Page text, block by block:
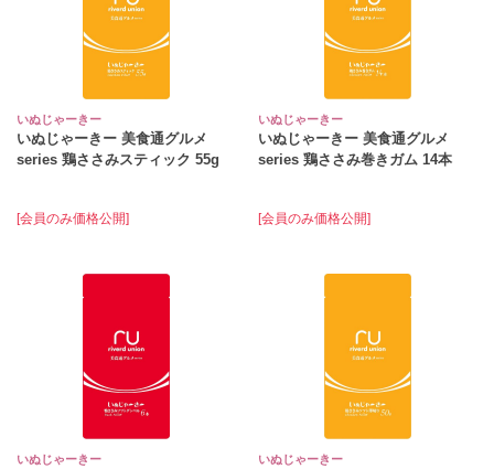
いぬじゃーきー
いぬじゃーきー 美食通グルメ
series 鶏ささみスティック 55g
[会員のみ価格公開]
いぬじゃーきー
いぬじゃーきー 美食通グルメ
series 鶏ささみ巻きガム 14本
[会員のみ価格公開]
いぬじゃーきー いぬじゃーきー